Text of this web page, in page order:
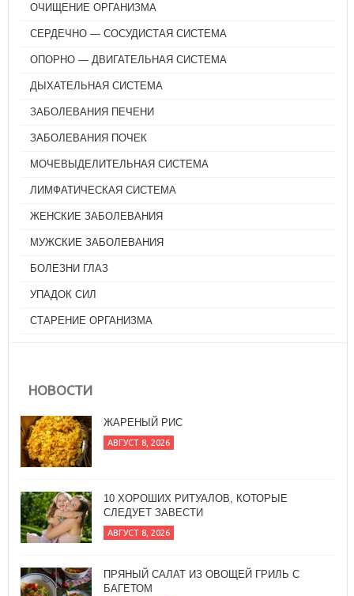
ОЧИЩЕНИЕ ОРГАНИЗМА
СЕРДЕЧНО — СОСУДИСТАЯ СИСТЕМА
ОПОРНО — ДВИГАТЕЛЬНАЯ СИСТЕМА
ДЫХАТЕЛЬНАЯ СИСТЕМА
ЗАБОЛЕВАНИЯ ПЕЧЕНИ
ЗАБОЛЕВАНИЯ ПОЧЕК
МОЧЕВЫДЕЛИТЕЛЬНАЯ СИСТЕМА
ЛИМФАТИЧЕСКАЯ СИСТЕМА
ЖЕНСКИЕ ЗАБОЛЕВАНИЯ
МУЖСКИЕ ЗАБОЛЕВАНИЯ
БОЛЕЗНИ ГЛАЗ
УПАДОК СИЛ
СТАРЕНИЕ ОРГАНИЗМА
НОВОСТИ
10 ХОРОШИХ РИТУАЛОВ, КОТОРЫЕ
ПРЯНЫЙ САЛАТ ИЗ ОВОЩЕЙ ГРИЛЬ С
БАГЕТОМ